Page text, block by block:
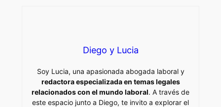
Diego y Lucia
Soy Lucia, una apasionada abogada laboral y
redactora especializada en temas legales
relacionados con el mundo laboral. A través de
este espacio junto a Diego, te invito a explorar el